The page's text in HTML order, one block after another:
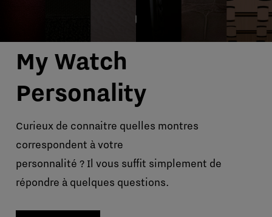
My Watch
Personality
Curieux de connaitre quelles montres
correspondent à votre
personnalité ? Il vous suffit simplement de
répondre à quelques questions.